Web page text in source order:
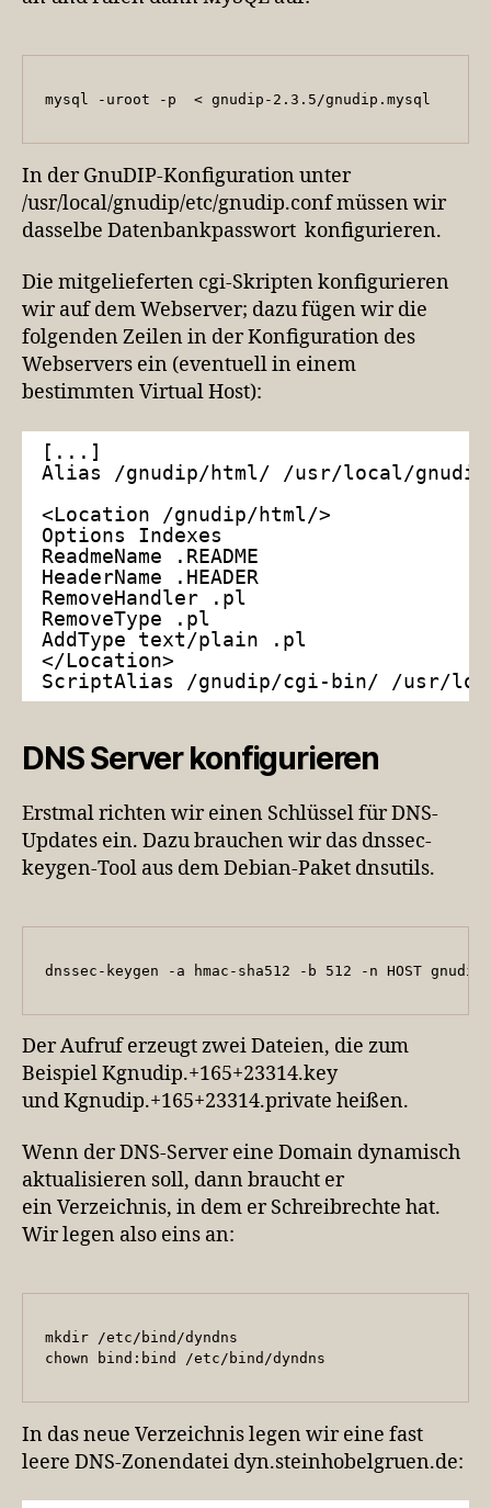
mysql -uroot -p  < gnudip-2.3.5/gnudip.mysql
In der GnuDIP-Konfiguration unter
/usr/local/gnudip/etc/gnudip.conf müssen wir
dasselbe Datenbankpasswort konfigurieren.
Die mitgelieferten cgi-Skripten konfigurieren
wir auf dem Webserver; dazu fügen wir die
folgenden Zeilen in der Konfiguration des
Webservers ein (eventuell in einem
bestimmten Virtual Host):
[...]
Alias /gnudip/html/ /usr/local/
<Location /gnudip/html/>
Options Indexes
ReadmeName .README
HeaderName .HEADER
RemoveHandler .pl
RemoveType .pl
AddType text/plain .pl
</Location>
ScriptAlias /gnudip/cgi-bin/ /usr/
DNS Server konfigurieren
Erstmal richten wir einen Schlüssel für DNS-
Updates ein. Dazu brauchen wir das dnssec-
keygen-Tool aus dem Debian-Paket dnsutils.
dnssec-keygen -a hmac-sha512 -b 512 -n HOST gnudip
Der Aufruf erzeugt zwei Dateien, die zum
Beispiel Kgnudip.+165+23314.key
und Kgnudip.+165+23314.private heißen.
Wenn der DNS-Server eine Domain dynamisch
aktualisieren soll, dann braucht er
ein Verzeichnis, in dem er Schreibrechte hat.
Wir legen also eins an:
mkdir /etc/bind/dyndns
chown bind:bind /etc/bind/dyndns
In das neue Verzeichnis legen wir eine fast
leere DNS-Zonendatei dyn.steinhobelgruen.de: